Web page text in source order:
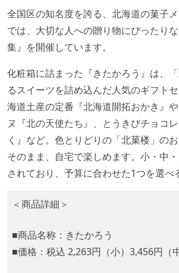
全国区の知名度を誇る、北海道の菓子メ
では、大切な人への贈り物にぴったり
集』を開催しています。
化粧箱に詰まった『きたかろう』は、
るスイーツを詰め込んだ人気のギフト
海道土産の定番『北海道開拓おかき』
ヌ『北の天使たち』、とうきびチョコ
く』など。色とりどりの「北菓楼」の
そのまま、自宅で楽しめます。小・中
されており、予算に合わせた1つを選べ
＜商品詳細＞
■商品名称：きたかろう
■価格：税込 2,263円（小）3,456円（